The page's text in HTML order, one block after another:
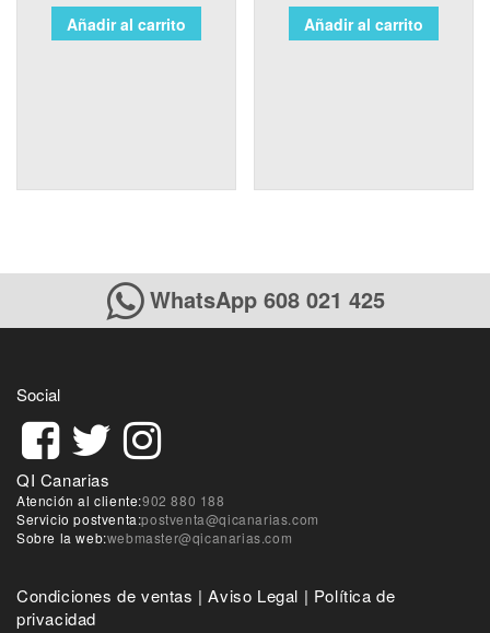
Añadir al carrito Añadir al carrito
WhatsApp 608 021 425
Social
QI Canarias
Atención al cliente:902 880 188
Servicio postventa:postventa@qicanarias.com
Sobre la web:webmaster@qicanarias.com
Condiciones de ventas |Aviso Legal | Política de
privacidad